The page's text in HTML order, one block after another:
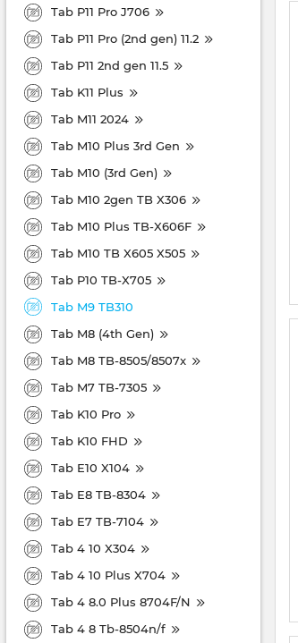
Tab P11 Pro J706
Tab P11 Pro (2nd gen) 11.2
Tab P11 2nd gen 11.5
Tab K11 Plus
Tab M11 2024
Tab M10 Plus 3rd Gen
Tab M10 (3rd Gen)
Tab M10 2gen TB X306
Tab M10 Plus TB-X606F
Tab M10 TB X605 X505
Tab P10 TB-X705
Tab M9 TB310
Tab M8 (4th Gen)
Tab M8 TB-8505/8507x
Tab M7 TB-7305
Tab K10 Pro
Tab K10 FHD
Tab E10 X104
Tab E8 TB-8304
Tab E7 TB-7104
Tab 4 10 X304
Tab 4 10 Plus X704
Tab 4 8.0 Plus 8704F/N
Tab 4 8 Tb-8504n/f